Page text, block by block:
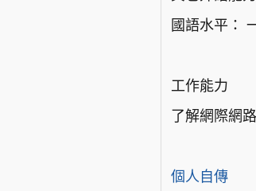
國語水平：
工作能力
了解網際網
個人自傳